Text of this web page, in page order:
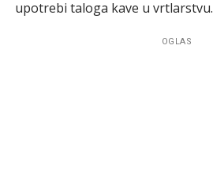
upotrebi taloga kave u vrtlarstvu.
OGLAS